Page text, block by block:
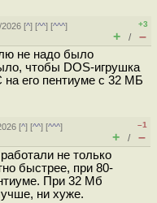
[^] [^^] [^^^]
+3
+ / –
не надо было
чтобы DOS-игрушка
его пентиуме с 32 МБ
[^] [^^] [^^^]
–1
+ / –
не только
быстрее, при 80-
При 32 Мб
ни хуже.